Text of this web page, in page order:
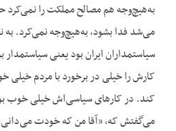
به‌هیچ‌وجه هم مصالح مملکت را نمی‌کرد
می‌شد فدا بشود، به‌هیچ‌وجه نمی‌کرد. به
سیاستمداران ایران بود یعنی
کارش را خیلی در برخورد با مردم خیلی
کند. در کارهای سیاسی‌اش خیلی خوب
می‌گفتش که، «آقا من که خودت